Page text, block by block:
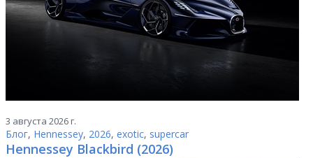
3 августа 2026 г.
Блог, Hennessey, 2026, exotic, supercar
Hennessey Blackbird (2026)